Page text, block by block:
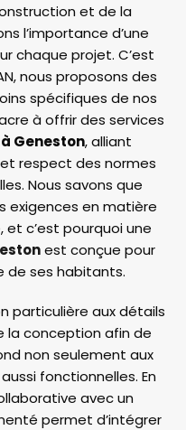
et de la
l’importance d’une
chaque projet. C’est
nous proposons des
spécifiques de nos
à offrir des services
Geneston, alliant
respect des normes
Nous savons que
exigences en matière
et c’est pourquoi une
est conçue pour
de ses habitants.
particulière aux détails
la conception afin de
non seulement aux
fonctionnelles. En
avec un
permet d’intégrer